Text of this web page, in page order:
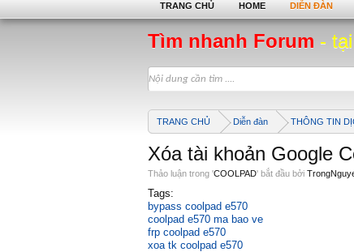
Tìm nhanh Forum -
TRANG CHỦ Diễn đàn THÔNG TIN
Xóa tài khoản Google
Thảo luận trong 'COOLPAD' bắt đầu bởi
Tags:
bypass coolpad e570
coolpad e570 ma bao ve
frp coolpad e570
xoa tk coolpad e570
TRANG CHỦ HOME DIỄN ĐÀN